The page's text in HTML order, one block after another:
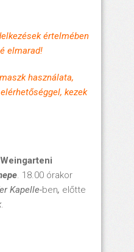
értelmében
elmarad!
használata,
kezek
Weingarteni
. 18.00 órakor
Kapelle-ben, előtte
.